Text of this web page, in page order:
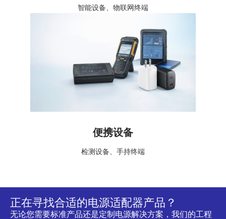
智能设备、物联网终端
便携设备
检测设备、手持终端
正在寻找合适的电源适配器产品？
无论您需要标准产品还是定制电源解决方案，我们的工程